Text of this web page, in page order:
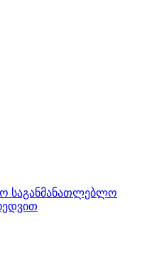
საგანმანათლებლო